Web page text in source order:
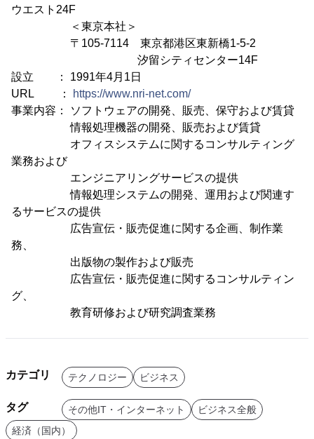
ウエスト24F
＜東京本社＞
〒105-7114 東京都港区東新橋1-5-2
汐留シティセンター14F
設立 ： 1991年4月1日
URL ：
https://www.nri-net.com/
事業内容： ソフトウェアの開発、販売、保守および賃貸
情報処理機器の開発、販売および賃貸
オフィスシステムに関するコンサルティング
業務および
エンジニアリングサービスの提供
情報処理システムの開発、運用および関連す
るサービスの提供
広告宣伝・販売促進に関する企画、制作業
務、
出版物の製作および販売
広告宣伝・販売促進に関するコンサルティン
グ、
教育研修および研究調査業務
カテゴリ テクノロジー ビジネス
タグ その他IT・インターネット
ビジネス全般
経済（国内）